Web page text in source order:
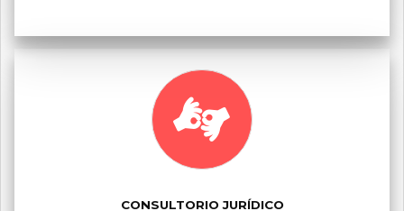
CONSULTORIO JURÍDICO